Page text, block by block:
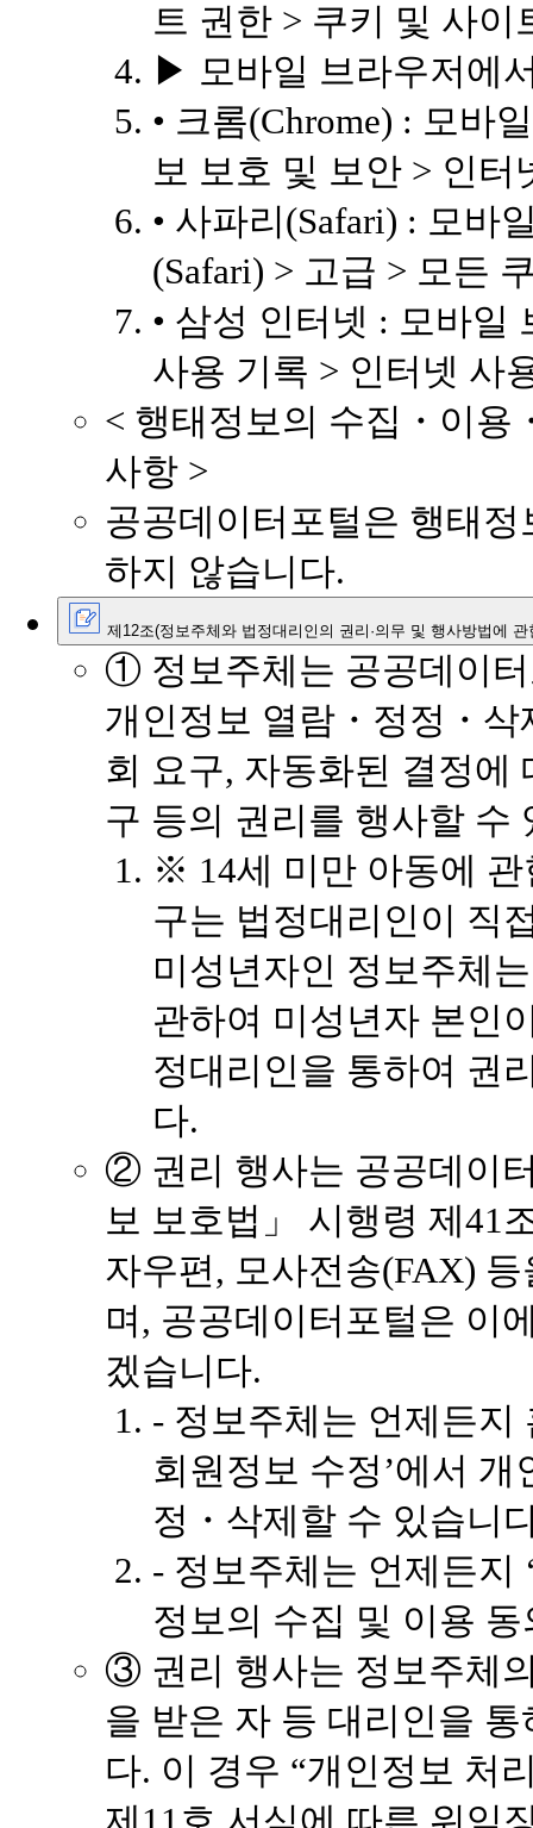
트 권한 > 쿠키 및 사
▶ 모바일 브라우저에
• 크롬(Chrome) : 모바
보 보호 및 보안 > 인터
• 사파리(Safari) : 모바
(Safari) > 고급 > 모든
• 삼성 인터넷 : 모바일
사용 기록 > 인터넷 사
< 행태정보의 수집・이용
사항 >
공공데이터포털은 행태
하지 않습니다.
제12조(정보주체와 법정대리인의 권리·의무 및 행사방법에 관
① 정보주체는 공공데이
개인정보 열람・정정・
회 요구, 자동화된 결정에
구 등의 권리를 행사할 수
※ 14세 미만 아동에
구는 법정대리인이 직
미성년자인 정보주체
관하여 미성년자 본인
정대리인을 통하여 권
다.
② 권리 행사는 공공데이
보 보호법」 시행령 제41
자우편, 모사전송(FAX)
며, 공공데이터포털은 이
겠습니다.
- 정보주체는 언제든지
회원정보 수정’에서
정・삭제할 수 있습니
- 정보주체는 언제든지
정보의 수집 및 이용
③ 권리 행사는 정보주체
을 받은 자 등 대리인을
다. 이 경우 “개인정보 처